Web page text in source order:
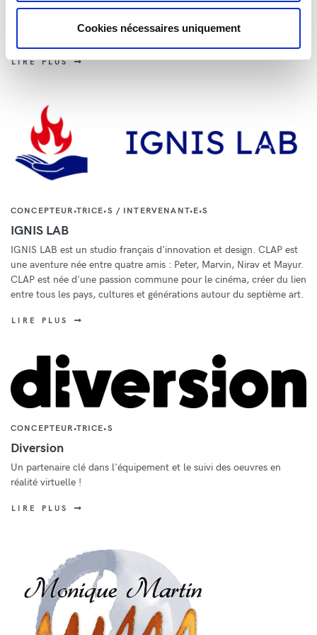
Cookies nécessaires uniquement
KMBO est une société française de production et de distribution de
films créée en 2007. Elle crée par la suite, Little KMBO, une société
de distribution de films dédiée au jeune public.
LIRE PLUS
CONCEPTEUR•TRICE•S / INTERVENANT•E•S
IGNIS LAB
IGNIS LAB est un studio français d'innovation et design. CLAP est
une aventure née entre quatre amis : Peter, Marvin, Nirav et Mayur.
CLAP est née d'une passion commune pour le cinéma, créer du lien
entre tous les pays, cultures et générations autour du septième art.
LIRE PLUS
CONCEPTEUR•TRICE•S
Diversion
Un partenaire clé dans l'équipement et le suivi des oeuvres en
réalité virtuelle !
LIRE PLUS